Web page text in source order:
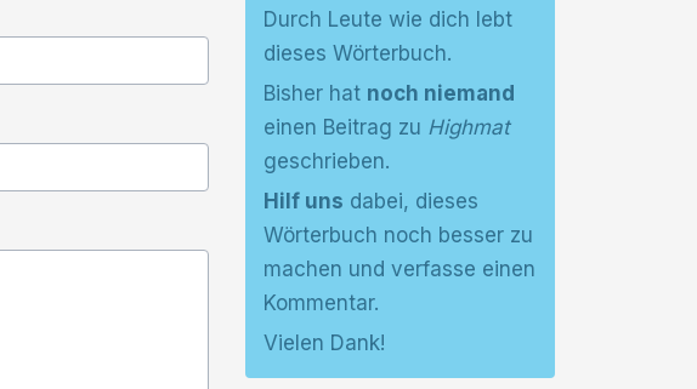
Durch Leute wie dich lebt
dieses Wörterbuch.
Bisher hat noch niemand
einen Beitrag zu Highmat
geschrieben.
Hilf uns dabei, dieses
Wörterbuch noch besser zu
machen und verfasse einen
Kommentar.
Vielen Dank!